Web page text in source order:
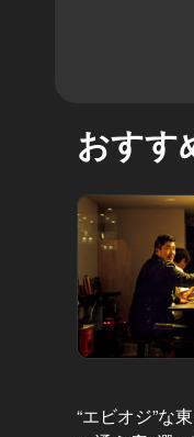
おすす
“エビオジ”な